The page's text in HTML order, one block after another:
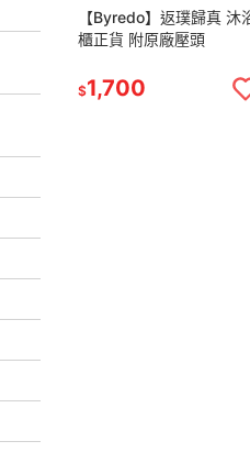
【Byredo】返璞歸真 沐
櫃正貨 附原廠壓頭
$1,700